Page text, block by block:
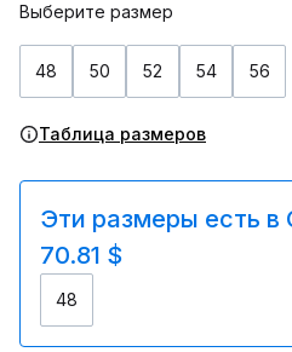
Выберите размер
48 50 52 54 56
Таблица размеров
Эти размеры есть в
70.81 $
48